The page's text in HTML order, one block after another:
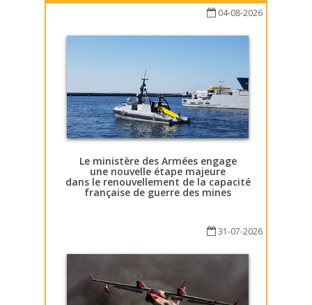
04-08-2026
Le ministère des Armées engage
une nouvelle étape majeure
dans le renouvellement de la capacité
française de guerre des mines
31-07-2026